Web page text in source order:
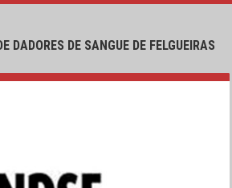
DADORES DE SANGUE DE FELGUEIRAS